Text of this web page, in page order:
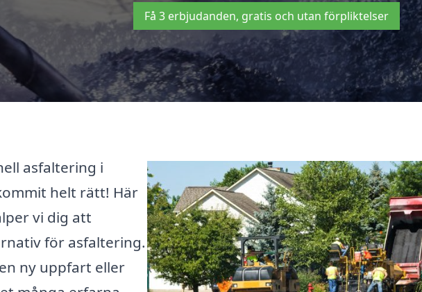
Få 3 erbjudanden, gratis och utan förpliktelser
asfaltering i
helt rätt! Här
vi dig att
för asfaltering.
ny uppfart eller